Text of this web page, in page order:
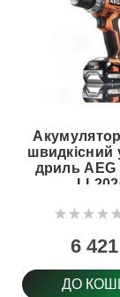
швидкісний
дриль AEG
LI-
6
ДО